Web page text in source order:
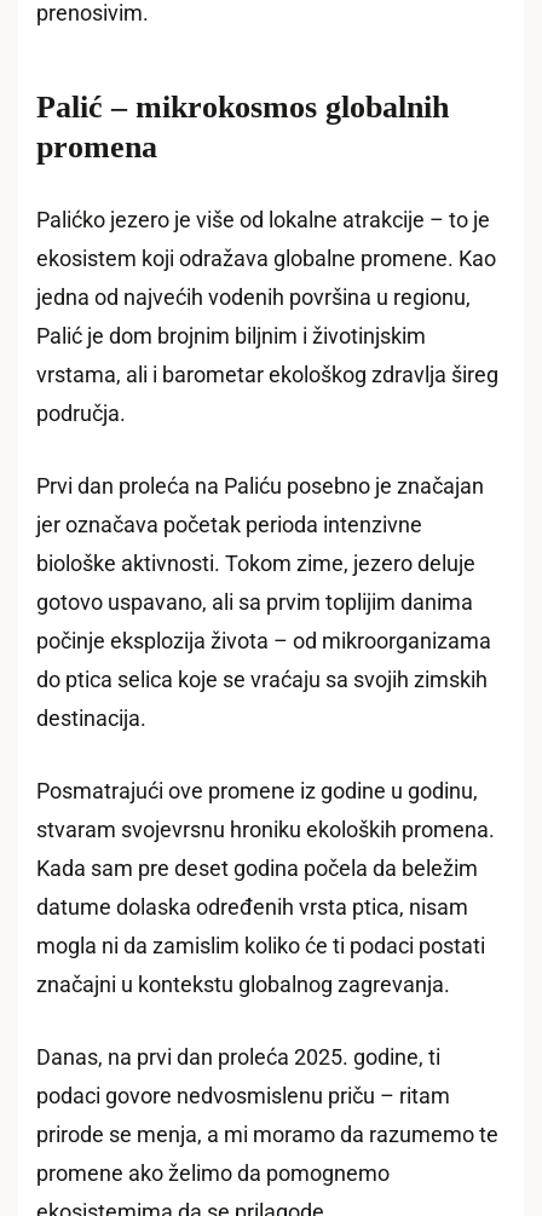
prenosivim.
Palić – mikrokosmos globalnih
promena
Palićko jezero je više od lokalne atrakcije – to je
ekosistem koji odražava globalne promene. Kao
jedna od najvećih vodenih površina u regionu,
Palić je dom brojnim biljnim i životinjskim
vrstama, ali i barometar ekološkog zdravlja šireg
područja.
Prvi dan proleća na Paliću posebno je značajan
jer označava početak perioda intenzivne
biološke aktivnosti. Tokom zime, jezero deluje
gotovo uspavano, ali sa prvim toplijim danima
počinje eksplozija života – od mikroorganizama
do ptica selica koje se vraćaju sa svojih zimskih
destinacija.
Posmatrajući ove promene iz godine u godinu,
stvaram svojevrsnu hroniku ekoloških promena.
Kada sam pre deset godina počela da beležim
datume dolaska određenih vrsta ptica, nisam
mogla ni da zamislim koliko će ti podaci postati
značajni u kontekstu globalnog zagrevanja.
Danas, na prvi dan proleća 2025. godine, ti
podaci govore nedvosmislenu priču – ritam
prirode se menja, a mi moramo da razumemo te
promene ako želimo da pomognemo